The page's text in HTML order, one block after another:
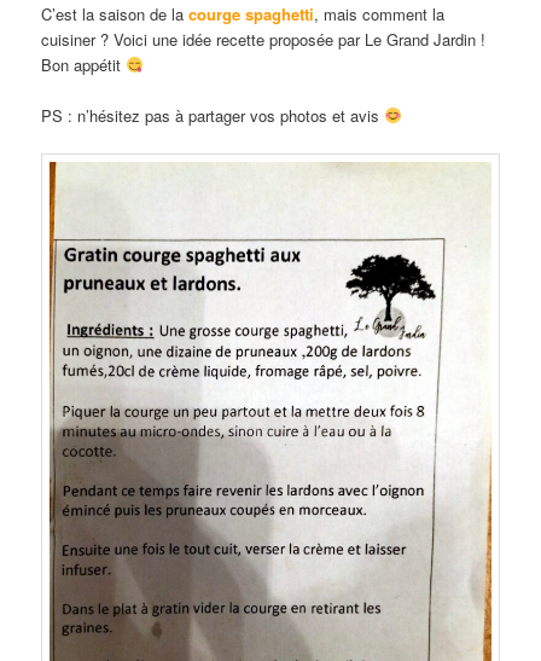
C’est la saison de lacourge spaghetti, mais comment la
cuisiner ? Voici une idée recette proposée par Le Grand Jardin !
Bon appétit
PS : n’hésitez pas à partager vos photos et avis